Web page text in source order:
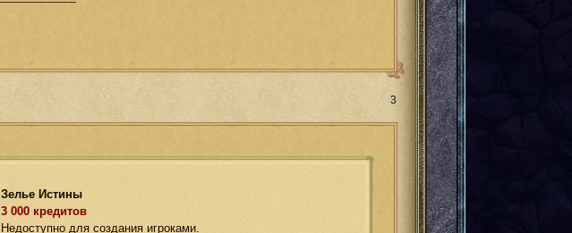
Поделиться
3
Зелье Истины
3 000 кредитов
Недоступно для создания игроками.